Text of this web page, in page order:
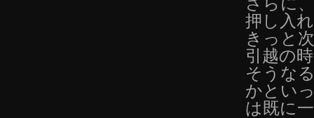
押し入
きっと
引越の
そうな
かとい
は既に